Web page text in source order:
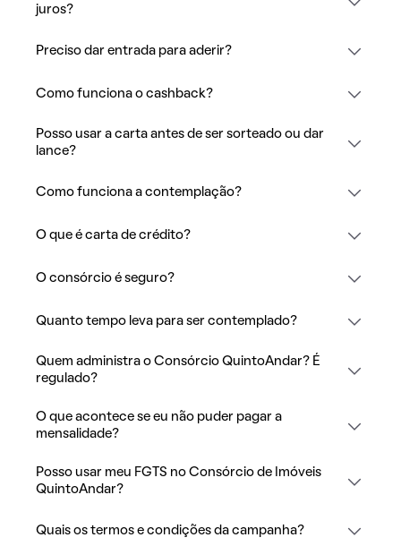
juros?
Preciso dar entrada para aderir?
Como funciona o cashback?
Posso usar a carta antes de ser sorteado ou dar
lance?
Como funciona a contemplação?
O que é carta de crédito?
O consórcio é seguro?
Quanto tempo leva para ser contemplado?
Quem administra o Consórcio QuintoAndar? É
regulado?
O que acontece se eu não puder pagar a
mensalidade?
Posso usar meu FGTS no Consórcio de Imóveis
QuintoAndar?
Quais os termos e condições da campanha?